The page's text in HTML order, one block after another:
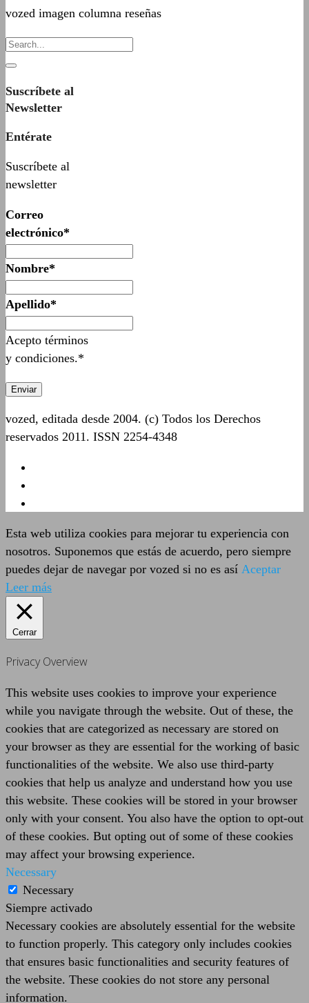
vozed imagen columna reseñas
Suscríbete al
Newsletter
Entérate
Suscríbete al
newsletter
Correo
electrónico*
Nombre*
Apellido*
Acepto términos
y condiciones.*
vozed, editada desde 2004. (c) Todos los Derechos
reservados 2011. ISSN 2254-4348
Esta web utiliza cookies para mejorar tu experiencia con
nosotros. Suponemos que estás de acuerdo, pero siempre
puedes dejar de navegar por vozed si no es así Aceptar
Leer más
Cerrar
Privacy Overview
This website uses cookies to improve your experience
while you navigate through the website. Out of these, the
cookies that are categorized as necessary are stored on
your browser as they are essential for the working of basic
functionalities of the website. We also use third-party
cookies that help us analyze and understand how you use
this website. These cookies will be stored in your browser
only with your consent. You also have the option to opt-out
of these cookies. But opting out of some of these cookies
may affect your browsing experience.
Necessary
Necessary
Siempre activado
Necessary cookies are absolutely essential for the website
to function properly. This category only includes cookies
that ensures basic functionalities and security features of
the website. These cookies do not store any personal
information.